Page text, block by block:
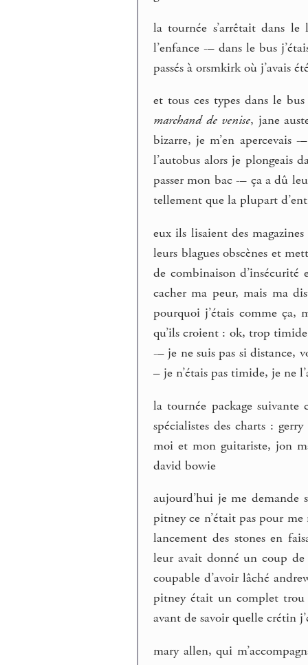
la tournée s’arrêtait dans le
l’enfance -– dans le bus
passés à orsmkirk où j’avais
et tous ces types dans le
marchand de venise, jane
bizarre, je m’en apercevais
l’autobus alors je plongeais
passer mon bac -– ça a dû
tellement que la plupart
eux ils lisaient des
leurs blagues obscènes et
de combinaison d’insécurité
cacher ma peur, mais ma
pourquoi j’étais comme ça,
qu’ils croient : ok, trop
-– je ne suis pas si distance,
– je n’étais pas timide, je ne
la tournée package
spécialistes des charts :
moi et mon guitariste, jon
david bowie
aujourd’hui je me demande
pitney ce n’était pas pour
lancement des stones en
leur avait donné un coup de
coupable d’avoir lâché
pitney était un complet
avant de savoir quelle crétin
mary allen, qui